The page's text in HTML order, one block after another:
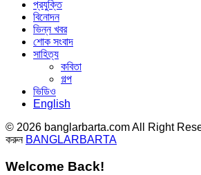
প্রযুক্তি
বিনোদন
ভিন্ন খবর
শোক সংবাদ
সাহিত্য
কবিতা
গল্প
ভিডিও
English
© 2026 banglarbarta.com All Right
করুন BANGLARBARTA
Welcome Back!